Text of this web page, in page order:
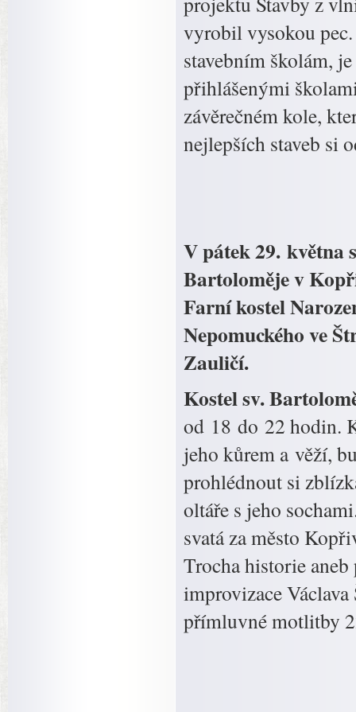
vyrobil vysokou
stavebním školám,
přihlášenými
závěrečném kole,
nejlepších staveb si
V pátek 29. května
Bartoloměje v
Farní kostel
Nepomuckého ve
Zauličí.
Kostel sv.
od 18 do 22 hodin.
jeho kůrem a věží,
prohlédnout si
oltáře s jeho
svatá za město
Trocha historie
improvizace
přímluvné motlitby